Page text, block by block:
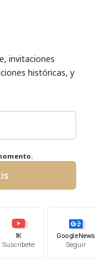
invitaciones
históricas, y
1K
Suscríbete
Google News
Seguir